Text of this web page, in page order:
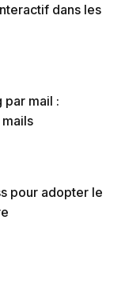
dans les
par mail :
pour adopter le